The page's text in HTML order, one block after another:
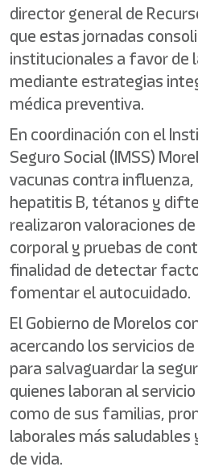
director general de
que estas jornadas
institucionales a favor de
mediante estrategias
médica preventiva.
En coordinación con el
Seguro Social (IMSS)
vacunas contra
hepatitis B, tétanos y
realizaron valoraciones
corporal y pruebas de
finalidad de detectar
fomentar el autocuidado.
El Gobierno de Morelos
acercando los servicios
para salvaguardar la
quienes laboran al
como de sus familias,
laborales más saludables
de vida.